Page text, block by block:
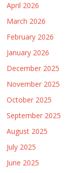
April 2026
March 2026
February 2026
January 2026
December 2025
November 2025
October 2025
September 2025
August 2025
July 2025
June 2025